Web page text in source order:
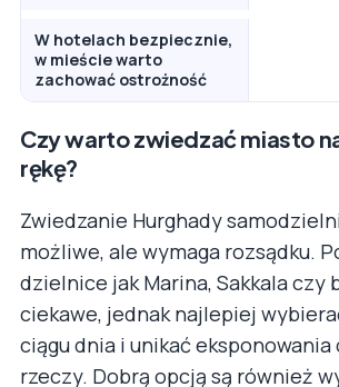
W hotelach bezpiecznie,
w mieście warto
zachować ostrożność
Czy warto zwiedzać miasto
rękę?
Zwiedzanie Hurghady
możliwe, ale wymaga rozsądku.
dzielnice jak Marina, Sakkala czy
ciekawe, jednak najlepiej
ciągu dnia i unikać
rzeczy. Dobrą opcją są również